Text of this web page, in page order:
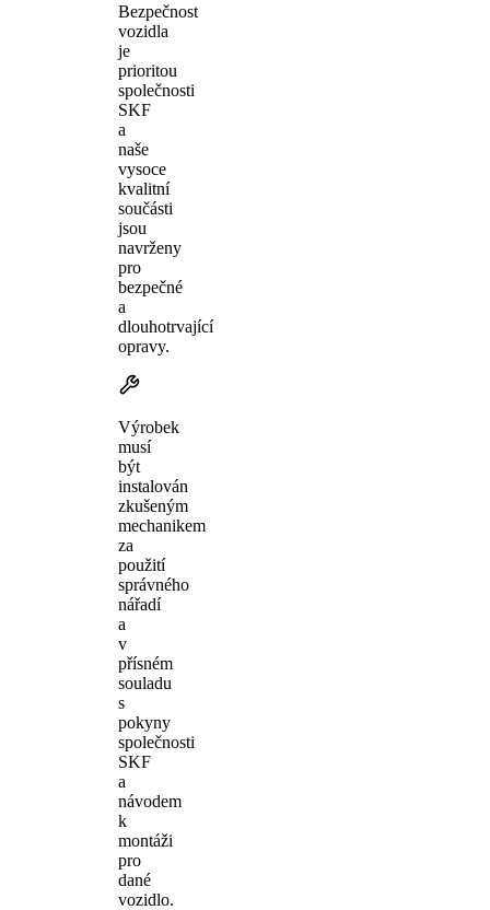
Bezpečnost
vozidla
je
prioritou
společnosti
SKF
a
naše
vysoce
kvalitní
součásti
jsou
navrženy
pro
bezpečné
a
dlouhotrvající
opravy.
Výrobek
musí
být
instalován
zkušeným
mechanikem
za
použití
správného
nářadí
a
v
přísném
souladu
s
pokyny
společnosti
SKF
a
návodem
k
montáži
pro
dané
vozidlo.